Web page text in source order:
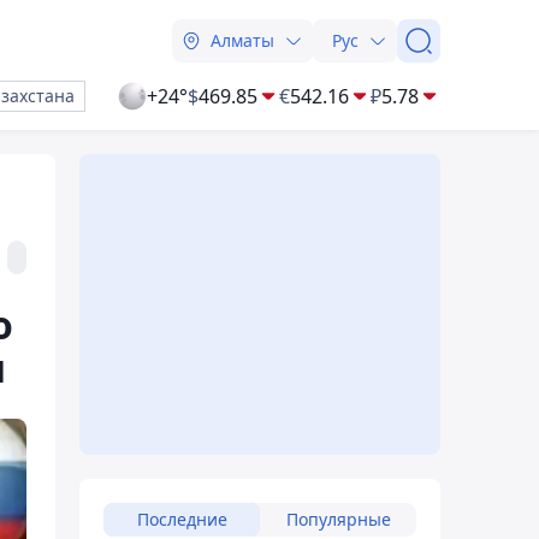
Алматы Рус
+24°$469.85 €542.16 ₽5.78
Последние Популярные